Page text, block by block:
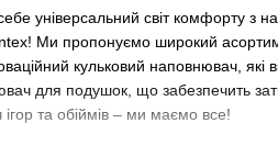
універсальний світ комфорту
Ми пропонуємо широкий
кульковий наповнювач,
для подушок, що забезпечить
та обіймів – ми маємо все!